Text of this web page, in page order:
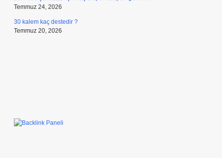
Temmuz 24, 2026
30 kalem kaç destedir ?
Temmuz 20, 2026